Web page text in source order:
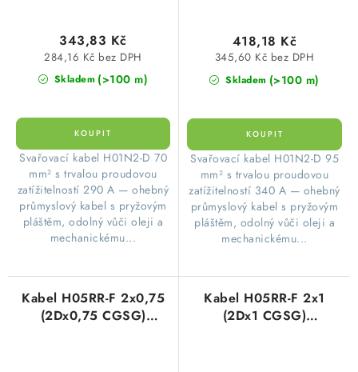
Skladem (>100 m)
284,16 Kč bez DPH
343,83 Kč
Svařovací kabel H01N2-D 70
mm² s trvalou proudovou
zatížitelností 290 A — ohebný
průmyslový kabel s pryžovým
pláštěm, odolný vůči oleji a
mechanickému...
Skladem (>100 m)
345,60 Kč bez DPH
418,18 Kč
Svařovací kabel H01N2-D 95
mm² s trvalou proudovou
zatížitelností 340 A — ohebný
průmyslový kabel s pryžovým
pláštěm, odolný vůči oleji a
mechanickému...
Kabel H05RR-F 2x0,75
(2Dx0,75 CGSG)
Kabel H05RR-F 2x1
(2Dx1 CGSG)